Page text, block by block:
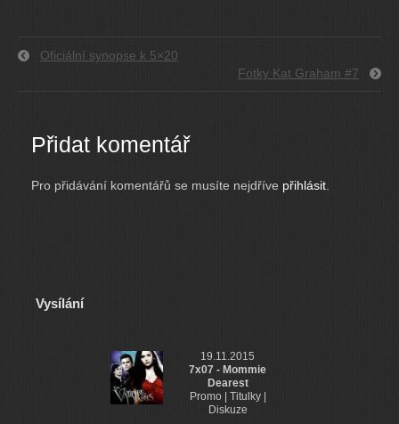
Oficiální synopse k 5×20
Fotky Kat Graham #7
Přidat komentář
Pro přidávání komentářů se musíte nejdříve přihlásit
Vysílání
19.11.2015
7x07 - Mommie
Dearest
Promo | Titulky |
Diskuze